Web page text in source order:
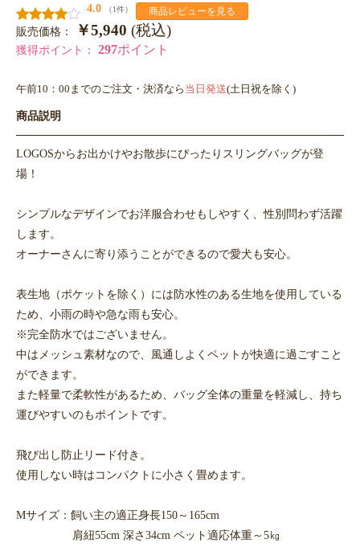
4.0
（1件） 商品レビューを見る
販売価格： ￥5,940 (税込)
獲得ポイント： 297ポイント
午前10：00までのご注文・決済なら 当日発送(土日祝を除く)
商品説明
LOGOSからお出かけやお散歩にぴったりスリングバッグが登
場！
シンプルなデザインでお洋服合わせもしやすく、性別問わず活躍
します。
オーナーさんに寄り添うことができるので愛犬も安心。
表生地（ポケットを除く）には防水性のある生地を使用している
ため、小雨の時や急な雨も安心。
※完全防水ではございません。
中はメッシュ素材なので、風通しよくペットが快適に過ごすこと
ができます。
また軽量で柔軟性があるため、バッグ全体の重量を軽減し、持ち
運びやすいのもポイントです。
飛び出し防止リード付き。
使用しない時はコンパクトに小さく畳めます。
Mサイズ：飼い主の適正身長150～165cm
肩紐55cm 深さ34cm ペット適応体重～5㎏